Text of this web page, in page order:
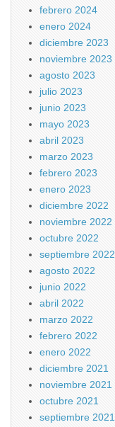
febrero 2024
enero 2024
diciembre 2023
noviembre 2023
agosto 2023
julio 2023
junio 2023
mayo 2023
abril 2023
marzo 2023
febrero 2023
enero 2023
diciembre 2022
noviembre 2022
octubre 2022
septiembre 2022
agosto 2022
junio 2022
abril 2022
marzo 2022
febrero 2022
enero 2022
diciembre 2021
noviembre 2021
octubre 2021
septiembre 2021